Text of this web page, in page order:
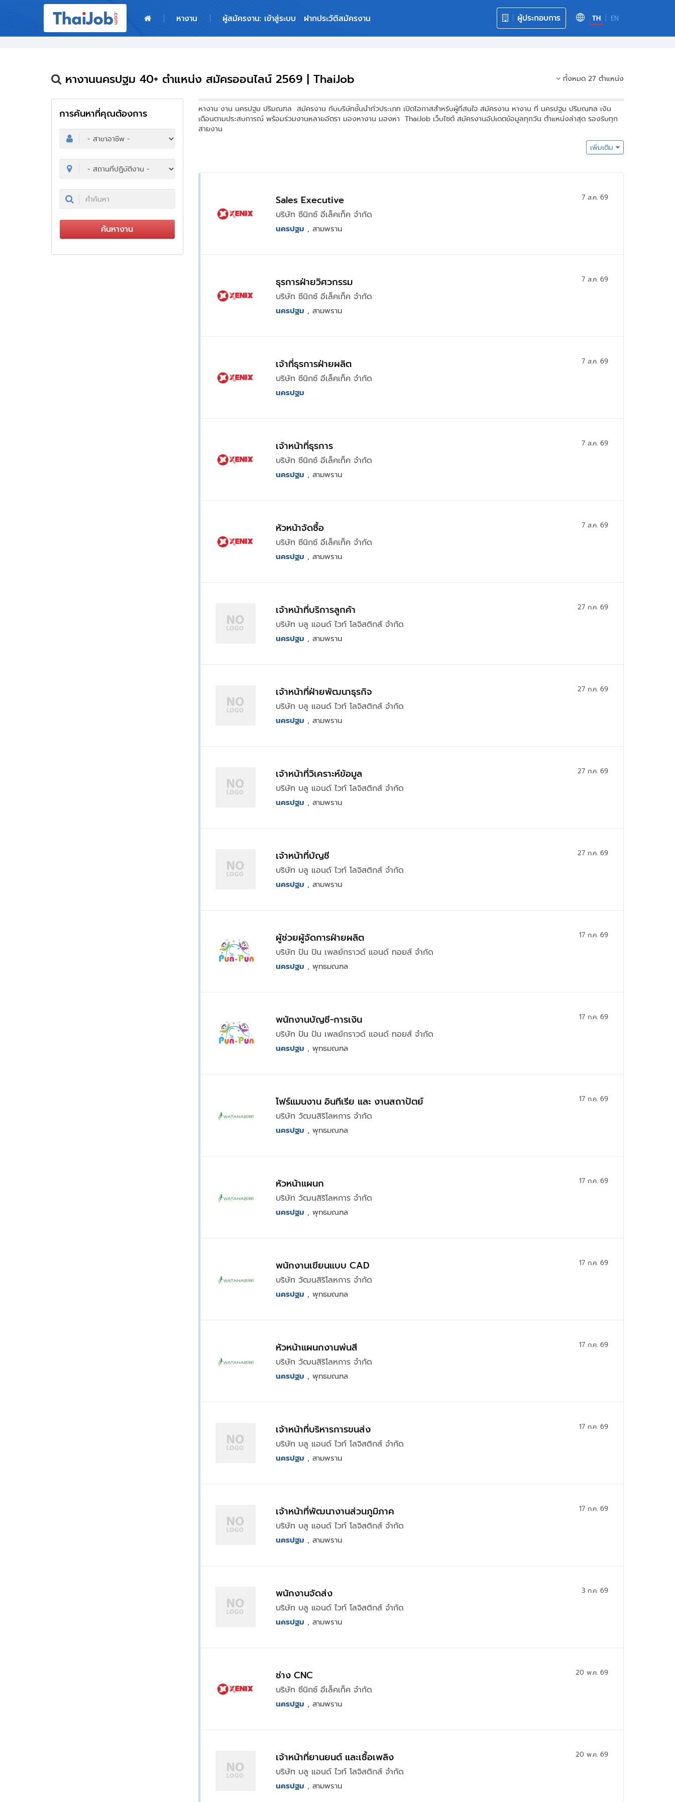
TH EN
ผู้ประกอบการ
หางาน ผู้สมัครงาน: เข้าสู่ระบบ ฝากประวัติสมัครงาน
ผู้สมัครงาน: เข้าสู่ระบบ
เกร็ดความรู้
สำหรับผู้ประกอบการ
หางานนครปฐม 40+ ตำแหน่ง สมัครออนไลน์ 2569 | ThaiJob ทั้งหมด 27 ตำแหน่ง
การค้นหาที่คุณต้องการ
ค้นหางาน
​หางาน งาน นครปฐม ปริมณฑล สมัครงาน กับบริษัทชั้นนำทั่วประเภท เปิดโอกาสสำหรับผู้ที่สนใจ สมัครงาน หางาน ที่ นครปฐม ปริมณฑล เงิน
เดือนตามประสบการณ์ พร้อมร่วมงานหลายอัตรา มองหางาน มองหา ThaiJob เว็บไซต์ สมัครงานอัปเดตข้อมูลทุกวัน ตำแหน่งล่าสุด รองรับทุก
สายงาน
เพิ่มเติม
Sales Executive
บริษัท ซีนิกซ์ อีเล็คเท็ค จำกัด
7 ส.ค. 69
นครปฐม , สามพราน
ธุรการฝ่ายวิศวกรรม
บริษัท ซีนิกซ์ อีเล็คเท็ค จำกัด
7 ส.ค. 69
นครปฐม , สามพราน
เจ้าที่ธุรการฝ่ายผลิต
บริษัท ซีนิกซ์ อีเล็คเท็ค จำกัด
7 ส.ค. 69
นครปฐม
เจ้าหน้าที่ธุรการ
บริษัท ซีนิกซ์ อีเล็คเท็ค จำกัด
7 ส.ค. 69
นครปฐม , สามพราน
หัวหน้าจัดซื้อ
บริษัท ซีนิกซ์ อีเล็คเท็ค จำกัด
7 ส.ค. 69
นครปฐม , สามพราน
เจ้าหน้าที่บริการลูกค้า
บริษัท บลู แอนด์ ไวท์ โลจิสติกส์ จำกัด
27 ก.ค. 69
นครปฐม , สามพราน
เจ้าหน้าที่ฝ่ายพัฒนาธุรกิจ
บริษัท บลู แอนด์ ไวท์ โลจิสติกส์ จำกัด
27 ก.ค. 69
นครปฐม , สามพราน
เจ้าหน้าที่วิเคราะห์ข้อมูล
บริษัท บลู แอนด์ ไวท์ โลจิสติกส์ จำกัด
27 ก.ค. 69
นครปฐม , สามพราน
เจ้าหน้าที่บัญชี
บริษัท บลู แอนด์ ไวท์ โลจิสติกส์ จำกัด
27 ก.ค. 69
นครปฐม , สามพราน
ผู้ช่วยผู้จัดการฝ่ายผลิต
บริษัท ปัน ปัน เพลย์กราวด์ แอนด์ ทอยส์ จำกัด
17 ก.ค. 69
นครปฐม , พุทธมณฑล
พนักงานบัญชี-การเงิน
บริษัท ปัน ปัน เพลย์กราวด์ แอนด์ ทอยส์ จำกัด
17 ก.ค. 69
นครปฐม , พุทธมณฑล
โฟร์แมนงาน อินทีเรีย และ งานสถาปัตย์
บริษัท วัฒนสิริโลหการ จำกัด
17 ก.ค. 69
นครปฐม , พุทธมณฑล
หัวหน้าแผนก
บริษัท วัฒนสิริโลหการ จำกัด
17 ก.ค. 69
นครปฐม , พุทธมณฑล
พนักงานเขียนแบบ CAD
บริษัท วัฒนสิริโลหการ จำกัด
17 ก.ค. 69
นครปฐม , พุทธมณฑล
หัวหน้าแผนกงานพ่นสี
บริษัท วัฒนสิริโลหการ จำกัด
17 ก.ค. 69
นครปฐม , พุทธมณฑล
เจ้าหน้าที่บริหารการขนส่ง
บริษัท บลู แอนด์ ไวท์ โลจิสติกส์ จำกัด
17 ก.ค. 69
นครปฐม , สามพราน
เจ้าหน้าที่พัฒนางานส่วนภูมิภาค
บริษัท บลู แอนด์ ไวท์ โลจิสติกส์ จำกัด
17 ก.ค. 69
นครปฐม , สามพราน
พนักงานจัดส่ง
บริษัท บลู แอนด์ ไวท์ โลจิสติกส์ จำกัด
3 ก.ค. 69
นครปฐม , สามพราน
ช่าง CNC
บริษัท ซีนิกซ์ อีเล็คเท็ค จำกัด
20 พ.ค. 69
นครปฐม , สามพราน
เจ้าหน้าที่ยานยนต์ และเชื้อเพลิง
บริษัท บลู แอนด์ ไวท์ โลจิสติกส์ จำกัด
20 พ.ค. 69
นครปฐม , สามพราน